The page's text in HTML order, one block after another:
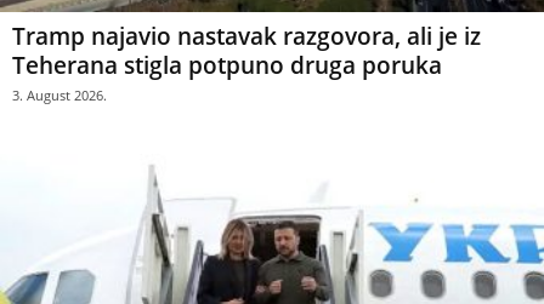
Tramp najavio nastavak razgovora, ali je iz
Teherana stigla potpuno druga poruka
3. August 2026.